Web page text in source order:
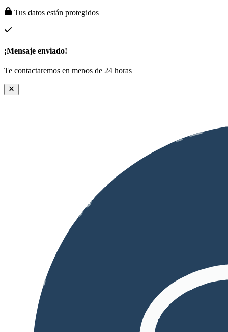
Tus datos están protegidos
¡Mensaje enviado!
Te contactaremos en menos de 24 horas